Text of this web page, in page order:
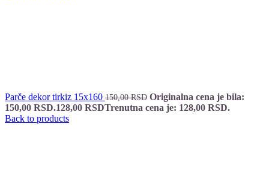
Parče dekor tirkiz 15x160 150,00RSD Originalna cena je bila:
150,00 RSD.128,00 RSDTrenutna cena je: 128,00 RSD.
Back to products